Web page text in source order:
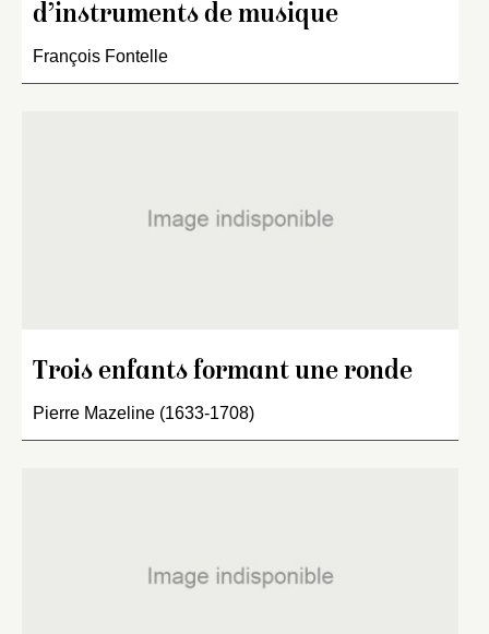
d’instruments de musique
François Fontelle
Trois enfants formant une ronde
Pierre Mazeline (1633-1708)